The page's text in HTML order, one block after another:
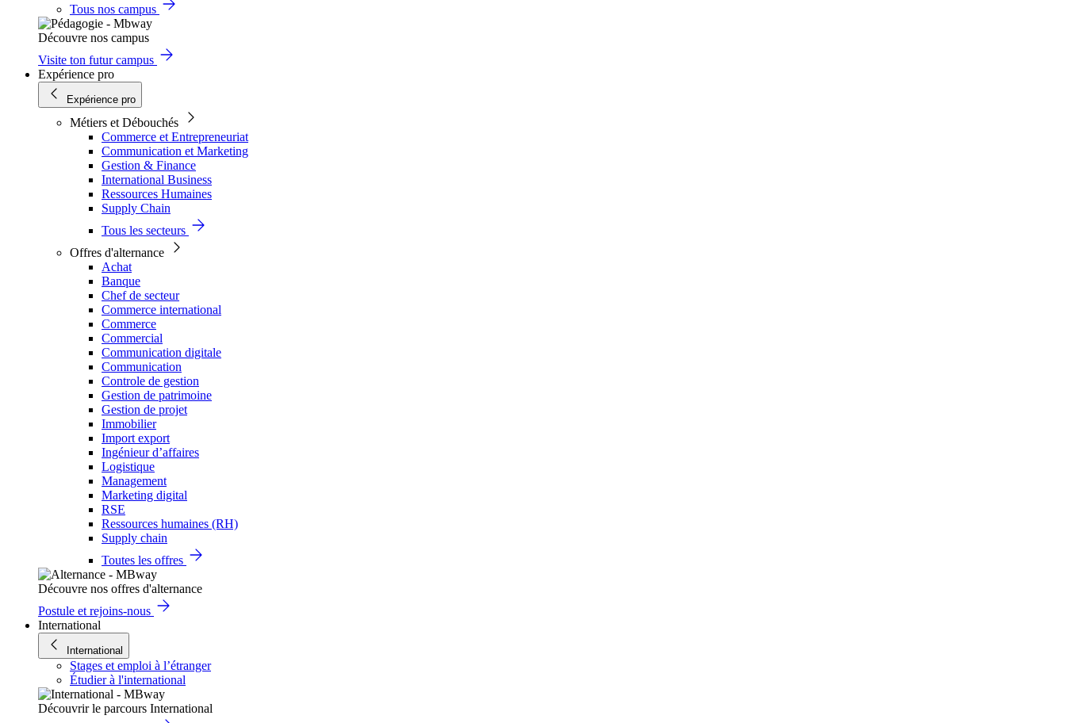
Tous nos campus
Découvre nos campus
Visite ton futur campus
Expérience pro
Expérience pro
Métiers et Débouchés
Commerce et Entrepreneuriat
Communication et Marketing
Gestion & Finance
International Business
Ressources Humaines
Supply Chain
Tous les secteurs
Offres d'alternance
Achat
Banque
Chef de secteur
Commerce international
Commerce
Commercial
Communication digitale
Communication
Controle de gestion
Gestion de patrimoine
Gestion de projet
Immobilier
Import export
Ingénieur d’affaires
Logistique
Management
Marketing digital
RSE
Ressources humaines (RH)
Supply chain
Toutes les offres
Découvre nos offres d'alternance
Postule et rejoins-nous
International
International
Stages et emploi à l’étranger
Étudier à l'international
Découvrir le parcours International